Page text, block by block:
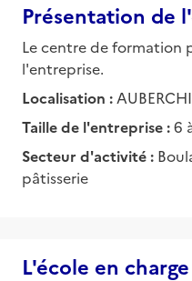
Présentation de
Le centre de formation
l'entreprise.
Localisation :
Taille de l'entreprise :6
Secteur d'activité :
pâtisserie
L'école en